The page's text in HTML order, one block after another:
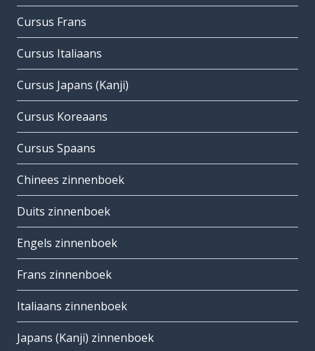
Cursus Frans
Cursus Italiaans
Cursus Japans (Kanji)
Cursus Koreaans
Cursus Spaans
Chinees zinnenboek
Duits zinnenboek
Engels zinnenboek
Frans zinnenboek
Italiaans zinnenboek
Japans (Kanji) zinnenboek